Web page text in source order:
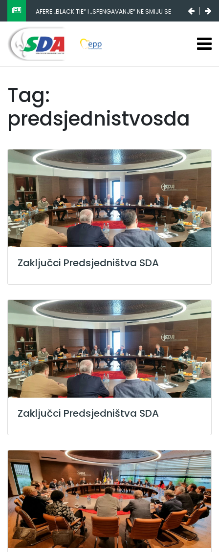
NESTANAK 780.000 EURA IZ IGMANA NE MOŽE BITI
SLUČAJNI PREVID, ODGOVORNOST MORAJU SNOSITI
VLADA FBIH I NJENI KADROVI
Tag:
predsjednistvosda
Zaključci Predsjedništva SDA
Zaključci Predsjedništva SDA